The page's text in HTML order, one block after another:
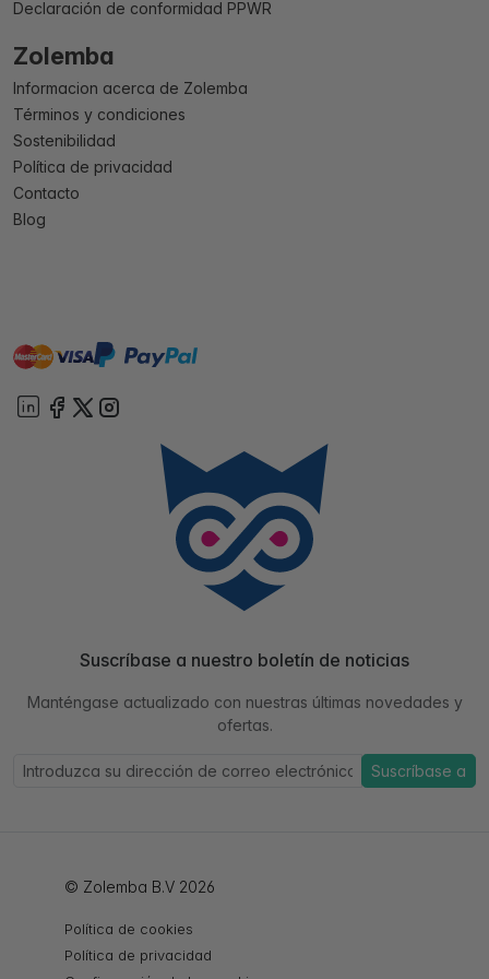
Declaración de conformidad PPWR
Zolemba
Informacion acerca de Zolemba
Términos y condiciones
Sostenibilidad
Política de privacidad
Contacto
Blog
mastervisa paypal
Suscríbase a nuestro boletín de noticias
Manténgase actualizado con nuestras últimas novedades y
ofertas.
Suscríbase a
© Zolemba B.V 2026
Política de cookies
Política de privacidad